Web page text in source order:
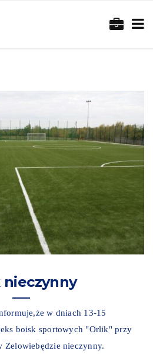
nieczynny
w dniach 13-15
boisk sportowych "Orlik" przy
Zelowiebędzie nieczynny.